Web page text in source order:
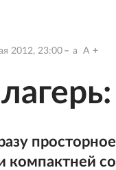
2012, 23:00 a A